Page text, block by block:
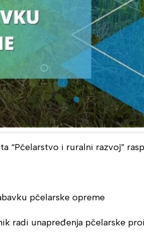
“Pčelarstvo i ruralni razvoj”
pčelarske opreme
radi unapređenja pčelarske